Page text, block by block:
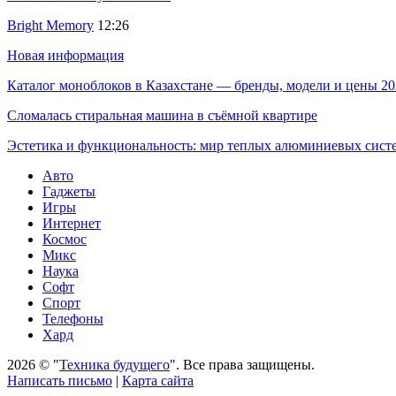
Bright Memory 12:26
Новая информация
Каталог моноблоков в Казахстане — бренды, модели и цены
Сломалась стиральная машина в съёмной квартире
Эстетика и функциональность: мир теплых алюминиевых
Авто
Гаджеты
Игры
Интернет
Космос
Микс
Наука
Софт
Спорт
Телефоны
Хард
2026 © "Техника будущего". Все права защищены.
Написать письмо | Карта сайта